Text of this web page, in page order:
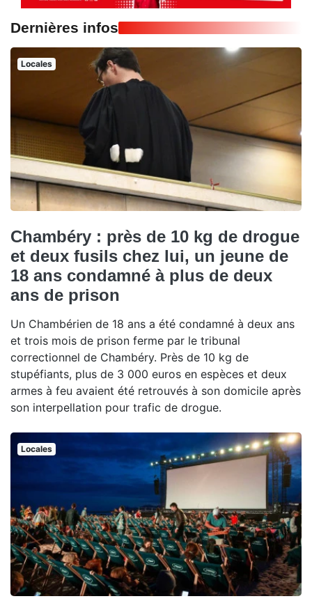
Dernières infos
Locales
Chambéry : près de 10 kg de drogue
et deux fusils chez lui, un jeune de
18 ans condamné à plus de deux
ans de prison
Un Chambérien de 18 ans a été condamné à deux ans
et trois mois de prison ferme par le tribunal
correctionnel de Chambéry. Près de 10 kg de
stupéfiants, plus de 3 000 euros en espèces et deux
armes à feu avaient été retrouvés à son domicile après
son interpellation pour trafic de drogue.
Locales